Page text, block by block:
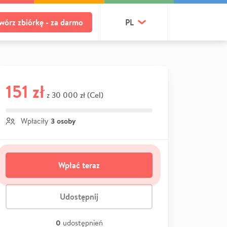
zbiórkę - za darmo PL
151 zł z 30 000 zł (Cel)
Wpłaciły 3 osoby
Wpłać teraz
Udostępnij
0 udostępnień